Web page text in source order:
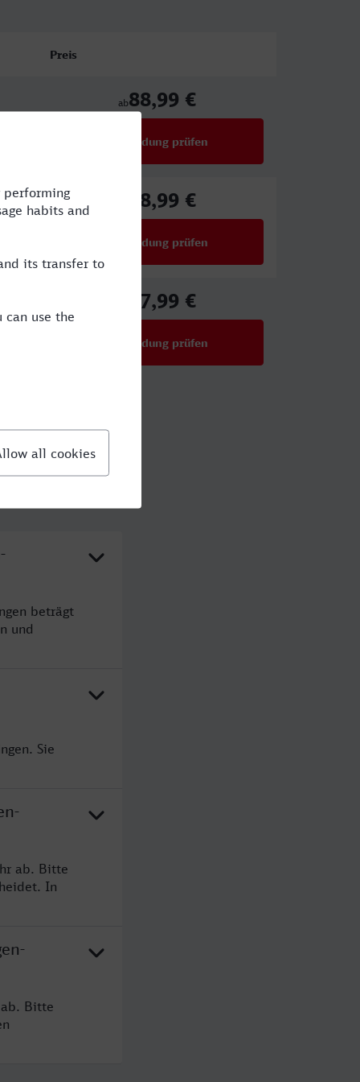
Preis
ab88,99 €
Verbindung prüfen
88,99 €
Verbindung prüfen
27,99 €
Verbindung prüfen
beträgt
und
Sie
ab. Bitte
In
Bitte